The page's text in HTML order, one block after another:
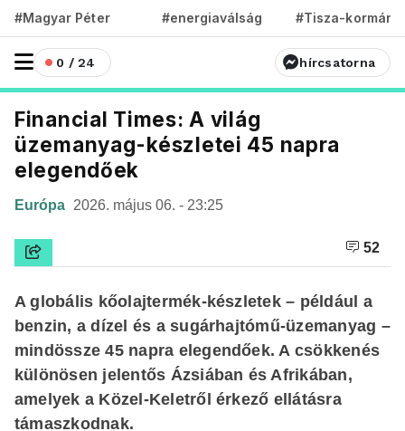
#Magyar Péter #energiaválság #Tisza-kormány
0 / 24 hírcsatorna
Financial Times: A világ
üzemanyag-készletei 45 napra
elegendőek
Európa 2026. május 06. - 23:25
52
A globális kőolajtermék-készletek – például a
benzin, a dízel és a sugárhajtómű-üzemanyag –
mindössze 45 napra elegendőek. A csökkenés
különösen jelentős Ázsiában és Afrikában,
amelyek a Közel-Keletről érkező ellátásra
támaszkodnak.